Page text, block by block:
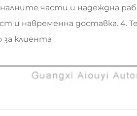
части и надеждна
и навременна доставка. 4.
за клиента